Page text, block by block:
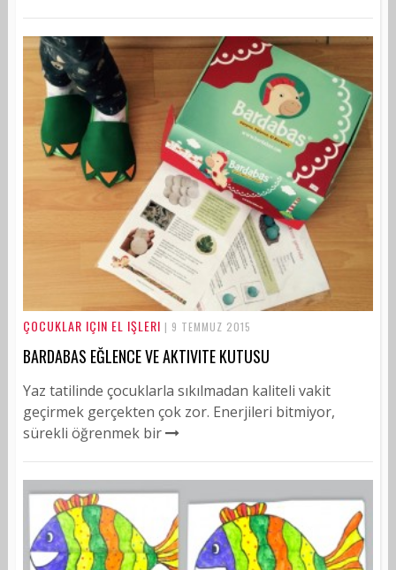
ÇOCUKLAR IÇIN EL IŞLERI | 9 TEMMUZ 2015
BARDABAS EĞLENCE VE AKTIVITE KUTUSU
Yaz tatilinde çocuklarla sıkılmadan kaliteli vakit
geçirmek gerçekten çok zor. Enerjileri bitmiyor,
sürekli öğrenmek bir